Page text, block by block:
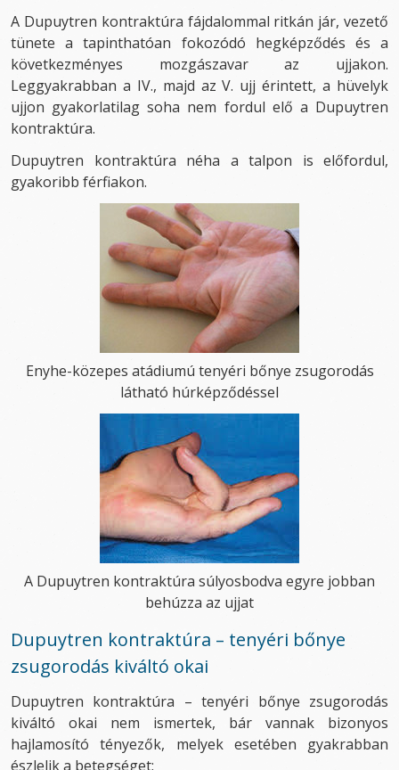
A Dupuytren kontraktúra fájdalommal ritkán jár, vezető
tünete a tapinthatóan fokozódó hegképződés és a
következményes mozgászavar az ujjakon.
Leggyakrabban a IV., majd az V. ujj érintett, a hüvelyk
ujjon gyakorlatilag soha nem fordul elő a Dupuytren
kontraktúra.
Dupuytren kontraktúra néha a talpon is előfordul,
gyakoribb férfiakon.
Enyhe-közepes atádiumú tenyéri bőnye zsugorodás
látható húrképződéssel
A Dupuytren kontraktúra súlyosbodva egyre jobban
behúzza az ujjat
Dupuytren kontraktúra – tenyéri bőnye
zsugorodás kiváltó okai
Dupuytren kontraktúra – tenyéri bőnye zsugorodás
kiváltó okai nem ismertek, bár vannak bizonyos
hajlamosító tényezők, melyek esetében gyakrabban
észlelik a betegséget: